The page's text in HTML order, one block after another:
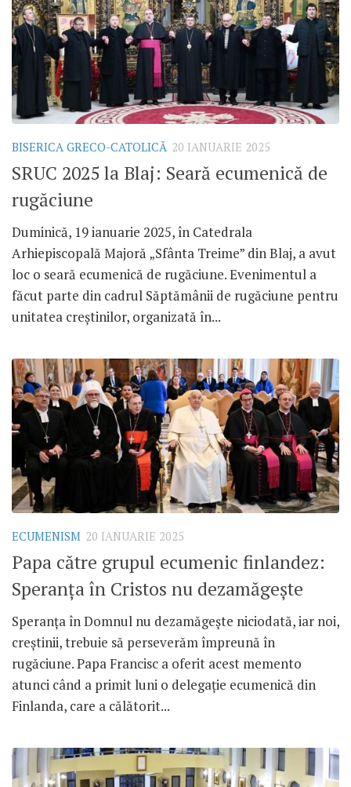
BISERICA GRECO-CATOLICĂ 20 IANUARIE 2025
SRUC 2025 la Blaj: Seară ecumenică de
rugăciune
Duminică, 19 ianuarie 2025, în Catedrala
Arhiepiscopală Majoră „Sfânta Treime” din Blaj, a avut
loc o seară ecumenică de rugăciune. Evenimentul a
făcut parte din cadrul Săptămânii de rugăciune pentru
unitatea creștinilor, organizată în...
ECUMENISM 20 IANUARIE 2025
Papa către grupul ecumenic finlandez:
Speranța în Cristos nu dezamăgește
Speranța în Domnul nu dezamăgește niciodată, iar noi,
creștinii, trebuie să perseverăm împreună în
rugăciune. Papa Francisc a oferit acest memento
atunci când a primit luni o delegație ecumenică din
Finlanda, care a călătorit...